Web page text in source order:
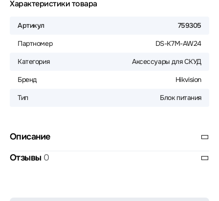
Характеристики товара
Артикул 759305
Партномер DS-K7M-AW24
Категория Аксессуары для СКУД
Бренд Hikvision
Тип Блок питания
Описание
Отзывы 0